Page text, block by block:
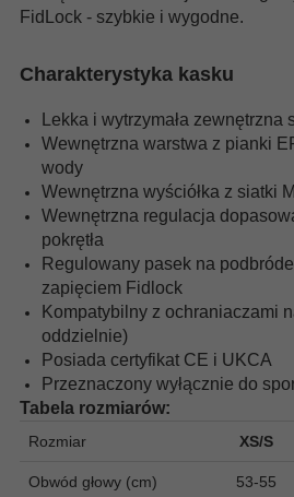
FidLock - szybkie i wygodne.
Charakterystyka kasku
Lekka i wytrzymała zewnętrzna
Wewnętrzna warstwa z pianki
wody
Wewnętrzna wyściółka z siatki
Wewnętrzna regulacja
pokrętła
Regulowany pasek na
zapięciem Fidlock
Kompatybilny z ochraniaczami
oddzielnie)
Posiada certyfikat CE i UKCA
Przeznaczony wyłącznie do
Tabela rozmiarów:
Rozmiar XS/S
Obwód głowy (cm) 53-55